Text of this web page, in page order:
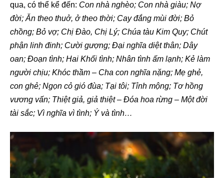
qua, có thể kể đến: Con nhà nghèo; Con nhà giàu; Nợ
đời; Ăn theo thuở, ở theo thời; Cay đắng mùi đời; Bỏ
chồng; Bỏ vợ; Chị Đào, Chị Lý; Chúa tàu Kim Quy; Chút
phận linh đinh; Cười gượng; Đại nghĩa diệt thân; Dây
oan; Đoạn tình; Hai Khối tình; Nhân tình ấm lạnh; Kẻ làm
người chịu; Khóc thầm – Cha con nghĩa nặng; Mẹ ghẻ,
con ghẻ; Ngọn cỏ gió đùa; Tại tôi; Tỉnh mộng; Tơ hồng
vương vấn; Thiệt giả, giả thiệt – Đóa hoa rừng – Một đời
tài sắc; Vì nghĩa vì tình; Ý và tình…